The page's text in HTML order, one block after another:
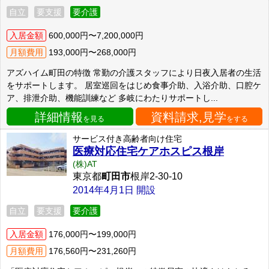
自立 要支援 要介護
入居金額 600,000円〜7,200,000円
月額費用
193,000円〜268,000円
アズハイム町田の特徴 常勤の介護スタッフにより日夜入居者の生活
をサポートします。 居室巡回をはじめ食事介助、入浴介助、口腔ケ
ア、排泄介助、機能訓練など 多岐にわたりサポートし...
詳細情報 を見る 資料請求,見学をする
サービス付き高齢者向け住宅
医療対応住宅ケアホスピス根岸
(株)AT
東京都町田市根岸2-30-10
2014年4月1日 開設
自立 要支援 要介護
入居金額
176,000円〜199,000円
月額費用
176,560円〜231,260円